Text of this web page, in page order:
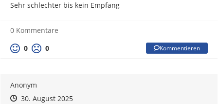
Sehr schlechter bis kein Empfang
0 Kommentare
0
0 Kommentieren
Anonym
Zeitpunkt des Erstellens
Zeitpunkt des Erstellens
30. August 2025Zur Äußerung